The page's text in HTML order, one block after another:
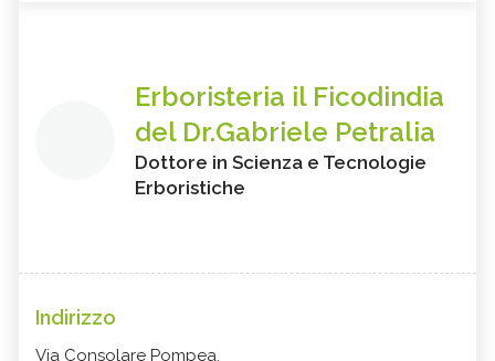
Erboristeria il Ficodindia
del Dr.Gabriele Petralia
Dottore in Scienza e Tecnologie
Erboristiche
Indirizzo
Via Consolare Pompea,